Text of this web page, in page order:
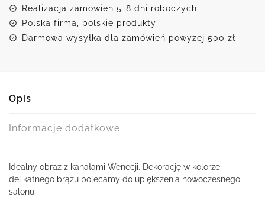
Realizacja zamówień 5-8 dni roboczych
Polska firma, polskie produkty
Darmowa wysyłka dla zamówień powyżej 500 zł
Opis
Informacje dodatkowe
Idealny obraz z kanałami Wenecji. Dekorację w kolorze
delikatnego brązu polecamy do upiększenia nowoczesnego
salonu.